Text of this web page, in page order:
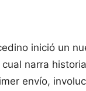
inició un
narra
envío,